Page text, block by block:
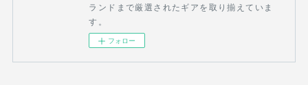
ランドまで厳選されたギアを取り揃えていま
す。
フォロー